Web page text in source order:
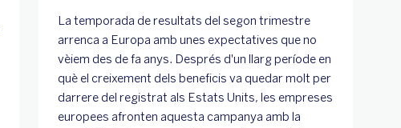
La temporada de resultats del segon trimestre
arrenca a Europa amb unes expectatives que no
vèiem des de fa anys. Després d'un llarg període en
què el creixement dels beneficis va quedar molt per
darrere del registrat als Estats Units, les empreses
europees afronten aquesta campanya amb la